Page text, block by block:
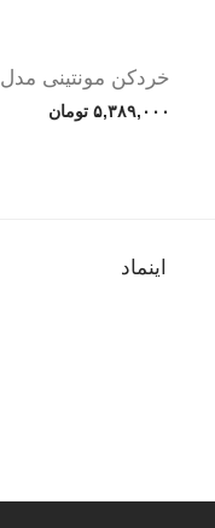
خردکن مونتینی مدل CODA
۵,۳۸۹,۰۰۰ تومان
اینماد